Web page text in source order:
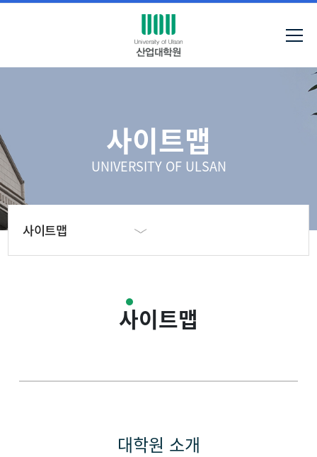
사이트맵
UNIVERSITY OF ULSAN
사이트맵
사이트맵
대학원 소개